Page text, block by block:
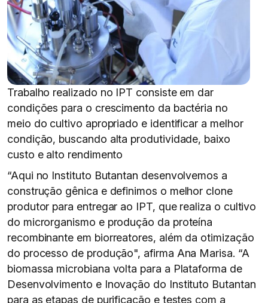
Trabalho realizado no IPT consiste em dar
condições para o crescimento da bactéria no
meio do cultivo apropriado e identificar a melhor
condição, buscando alta produtividade, baixo
custo e alto rendimento
“Aqui no Instituto Butantan desenvolvemos a
construção gênica e definimos o melhor clone
produtor para entregar ao IPT, que realiza o cultivo
do microrganismo e produção da proteína
recombinante em biorreatores, além da otimização
do processo de produção", afirma Ana Marisa. “A
biomassa microbiana volta para a Plataforma de
Desenvolvimento e Inovação do Instituto Butantan
para as etapas de purificação e testes com a